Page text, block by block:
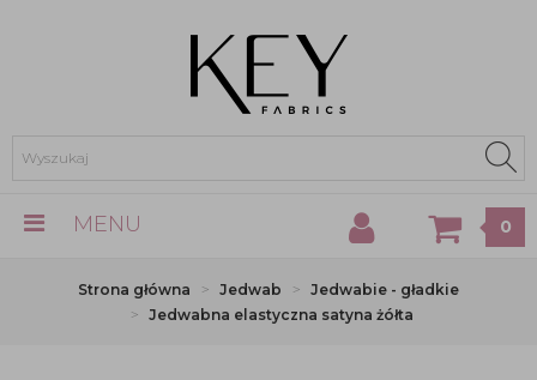
MENU 0
Strona główna Jedwab
Jedwabie - gładkie
Jedwabna elastyczna satyna żółta